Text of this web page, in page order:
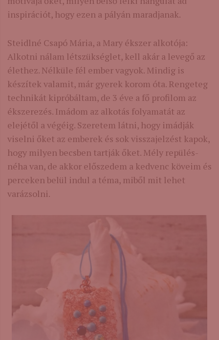
inspirációt, hogy ezen a pályán maradjanak.
Steidlné Csapó Mária, a Mary ékszer alkotója:
Alkotni nálam létszükséglet, kell akár a levegő az
élethez. Nélküle fél ember vagyok. Mindig is
készítek valamit, már gyerek korom óta. Rengeteg
technikát kipróbáltam, de 3 éve a fő profilom az
ékszerezés. Imádom az alkotás folyamatát az
elejétől a végéig. Szeretem látni, hogy imádják
viselni őket az emberek és sok visszajelzést kapok,
hogy milyen becsben tartják őket. Mély repülés-
néha van, de akkor előszedem a kedvenc köveim és
perceken belül indul a téma, miből mit lehet
varázsolni.